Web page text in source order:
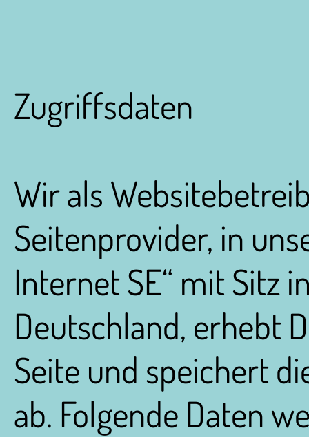
Zugriffsdaten
Wir als
Seitenprovider, in
Internet SE“ mit Sitz
Deutschland, erhebt
Seite und speichert
ab. Folgende Daten